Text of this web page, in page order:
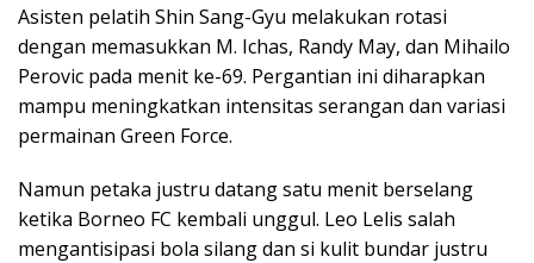
Asisten pelatih Shin Sang-Gyu melakukan rotasi
dengan memasukkan M. Ichas, Randy May, dan Mihailo
Perovic pada menit ke-69. Pergantian ini diharapkan
mampu meningkatkan intensitas serangan dan variasi
permainan Green Force.
Namun petaka justru datang satu menit berselang
ketika Borneo FC kembali unggul. Leo Lelis salah
mengantisipasi bola silang dan si kulit bundar justru